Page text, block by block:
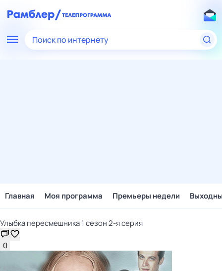
Поиск по интернету
Главная Моя программа Премьеры недели
Улыбка пересмешника 1 сезон 2-я серия
0